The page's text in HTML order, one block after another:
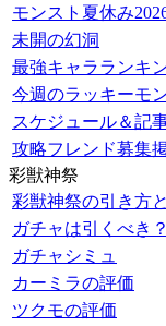
モンスト夏休み
未開の幻洞
最強キャラランキ
今週のラッキーモ
スケジュール＆記
攻略フレンド募集
彩獣神祭
彩獣神祭の引き方
ガチャは引くべき？
ガチャシミュ
カーミラの評価
ツクモの評価